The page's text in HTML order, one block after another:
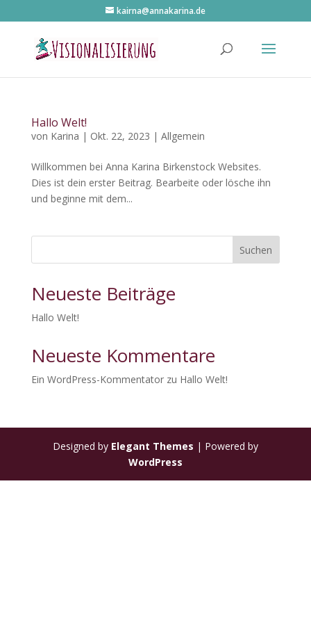
kairna@annakarina.de
Hallo Welt!
von Karina | Okt. 22, 2023 | Allgemein
Willkommen bei Anna Karina Birkenstock Websites.
Dies ist dein erster Beitrag. Bearbeite oder lösche ihn
und beginne mit dem...
Suchen
Neueste Beiträge
Hallo Welt!
Neueste Kommentare
Ein WordPress-Kommentatorzu Hallo Welt!
Designed by Elegant Themes | Powered by
WordPress